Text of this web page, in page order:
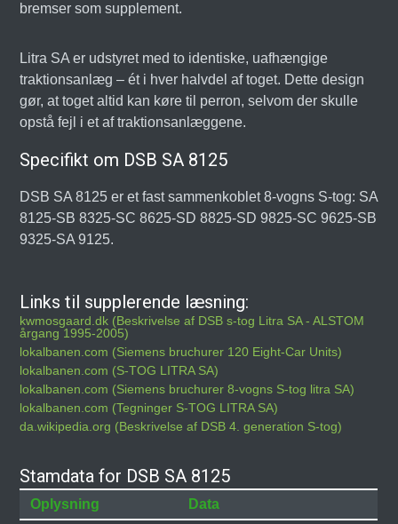
bremser som supplement.
Litra SA er udstyret med to identiske, uafhængige
traktionsanlæg – ét i hver halvdel af toget. Dette design
gør, at toget altid kan køre til perron, selvom der skulle
opstå fejl i et af traktionsanlæggene.
Specifikt om DSB SA 8125
DSB SA 8125 er et fast sammenkoblet 8-vogns S-tog: SA
8125-SB 8325-SC 8625-SD 8825-SD 9825-SC 9625-SB
9325-SA 9125.
Links til supplerende læsning:
kwmosgaard.dk (Beskrivelse af DSB s-tog Litra SA - ALSTOM
årgang 1995-2005)
lokalbanen.com (Siemens bruchurer 120 Eight-Car Units)
lokalbanen.com (S-TOG LITRA SA)
lokalbanen.com (Siemens bruchurer 8-vogns S-tog litra SA)
lokalbanen.com (Tegninger S-TOG LITRA SA)
da.wikipedia.org (Beskrivelse af DSB 4. generation S-tog)
Stamdata for DSB SA 8125
Oplysning Data